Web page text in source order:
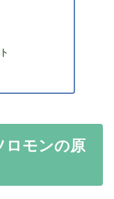
モンの原